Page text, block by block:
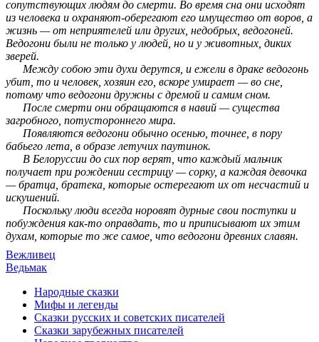
сопутствующих людям до смерти. Во время сна они исходят
из человека и охраняют-оберегают его имущество от воров, а
жизнь — от неприятелей или других, недобрых, ведогоней.
Ведогони были не только у людей, но и у животных, диких
зверей.
Между собою эти духи дерутся, и ежели в драке ведогонь
убит, то и человек, хозяин его, вскоре умирает — во сне,
потому что ведогони дружны с дремой и самим сном.
После смерти они обращаются в навий — существа
загробного, потустороннего мира.
Появляются ведогони обычно осенью, точнее, в пору
бабьего лета, в образе летучих паутинок.
В Белоруссии до сих пор верят, что каждый мальчик
получает при рождении сестрицу — сорку, а каждая девочка
— братца, братека, которые остерегают их от несчастий и
искушений.
Поскольку люди всегда норовят дурные свои поступки и
побуждения как-то оправдать, то и приписывают их этим
духам, которые то же самое, что ведогони древних славян.
Вежливец
Ведьмак
Народные сказки
Мифы и легенды
Сказки русских и советских писателей
Сказки зарубежных писателей